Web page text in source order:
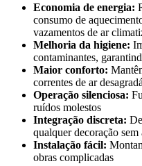
Economia de energia:
consumo de
vazamentos de ar
Melhoria da higiene:
contaminantes,
Maior conforto:
correntes de ar
Operação silenciosa:
ruídos molestos
Integração discreta:
qualquer decoração sem
Instalação fácil:
obras complicadas